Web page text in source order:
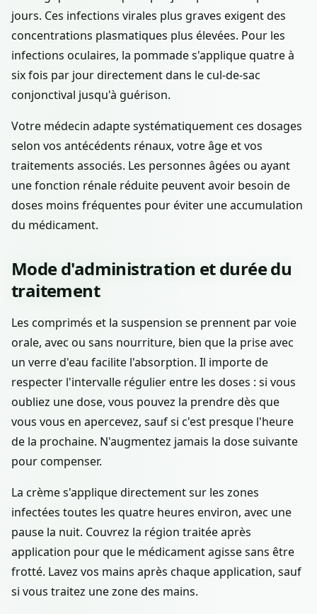
jours. Ces infections virales plus graves exigent des
concentrations plasmatiques plus élevées. Pour les
infections oculaires, la pommade s'applique quatre à
six fois par jour directement dans le cul-de-sac
conjonctival jusqu'à guérison.
Votre médecin adapte systématiquement ces dosages
selon vos antécédents rénaux, votre âge et vos
traitements associés. Les personnes âgées ou ayant
une fonction rénale réduite peuvent avoir besoin de
doses moins fréquentes pour éviter une accumulation
du médicament.
Mode d'administration et durée du
traitement
Les comprimés et la suspension se prennent par voie
orale, avec ou sans nourriture, bien que la prise avec
un verre d'eau facilite l'absorption. Il importe de
respecter l'intervalle régulier entre les doses : si vous
oubliez une dose, vous pouvez la prendre dès que
vous vous en apercevez, sauf si c'est presque l'heure
de la prochaine. N'augmentez jamais la dose suivante
pour compenser.
La crème s'applique directement sur les zones
infectées toutes les quatre heures environ, avec une
pause la nuit. Couvrez la région traitée après
application pour que le médicament agisse sans être
frotté. Lavez vos mains après chaque application, sauf
si vous traitez une zone des mains.